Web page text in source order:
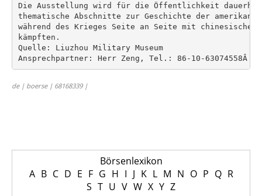
Die Ausstellung wird für die Öffentlichkeit
thematische Abschnitte zur Geschichte der
während des Krieges Seite an Seite mit
kämpften.
Quelle: Liuzhou Military Museum
de | boerse | 68168339 |
Börsenlexikon
A B C D E F G H I J K L M N O P Q R
S T U V W X Y Z